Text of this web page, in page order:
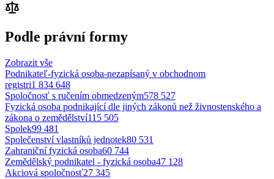
Podle právní formy
Zobrazit vše
Podnikateľ-fyzická osoba-nezapísaný v obchodnom
registri1 834 648
Spoločnosť s ručením obmedzeným578 527
Fyzická osoba podnikající dle jiných zákonů než živnostenského a
zákona o zemědělství115 505
Spolek99 481
Společenství vlastníků jednotek80 531
Zahraniční fyzická osoba60 744
Zemědělský podnikatel - fyzická osoba47 128
Akciová spoločnosť27 345